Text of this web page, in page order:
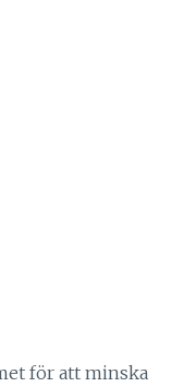
för att minska